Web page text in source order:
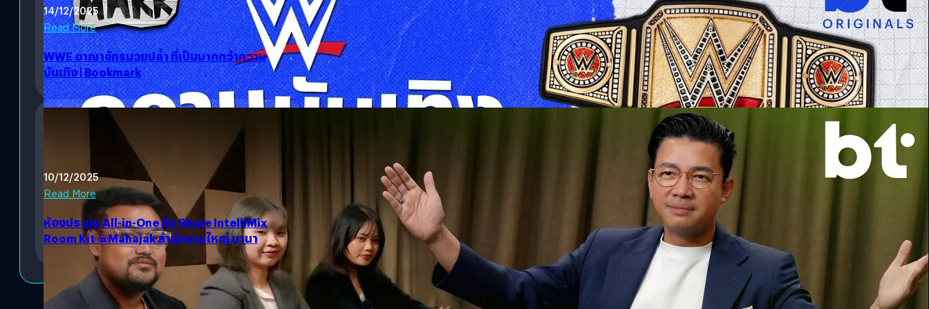
14/12/2025
Read More
WWE อาณาจักรมวยปล้ำ ที่เป็นมากกว่าความ
บันเทิง | Bookmark
10/12/2025
Read More
ห้องประชุม All-in-One กับ Shure IntelliMix
Room Kit @Mahajak สำนักงานใหญ่ นานา